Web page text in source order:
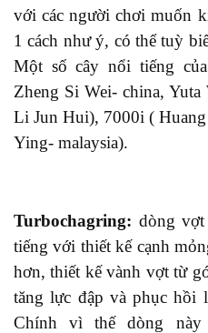
vớicác người chơi muốn
1 cách như ý, có thể tuỳ
Một số cây nổi tiếng
Zheng Si Wei- china, Yuta
Li Jun Hui), 7000i (
Ying- malaysia).
Turbochagring: dòng vợt
tiếng với thiết kế cạnh
hơn, thiết kế vành vợt từ
tăng lực đập và phục hồi
Chính vì thế dòng này